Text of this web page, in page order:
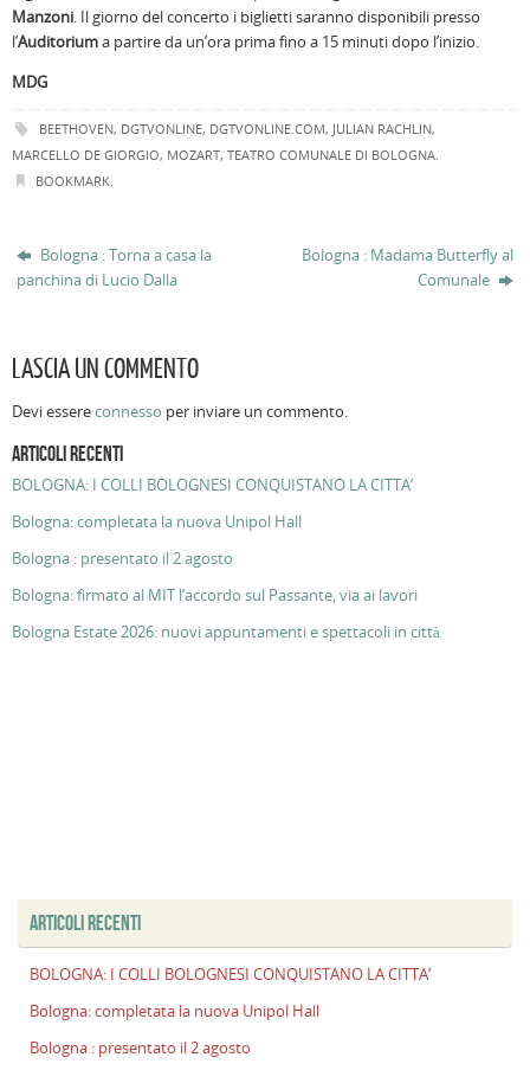
Manzoni. Il giorno del concerto i biglietti saranno disponibili presso
l’Auditoriuma partire da un’ora prima fino a 15 minuti dopo l’inizio.
MDG
BEETHOVEN, DGTVONLINE, DGTVONLINE.COM, JULIAN RACHLIN,
MARCELLO DE GIORGIO, MOZART, TEATRO COMUNALE DI BOLOGNA
BOOKMARK.
Bologna : Torna a casa la
panchina di Lucio Dalla
Bologna : Madama Butterfly al
Comunale
LASCIA UN COMMENTO
Devi essereconnesso per inviare un commento.
ARTICOLI RECENTI
BOLOGNA: I COLLI BOLOGNESI CONQUISTANO LA CITTA’
Bologna: completata la nuova Unipol Hall
Bologna : presentato il 2 agosto
Bologna: firmato al MIT l’accordo sul Passante, via ai lavori
Bologna Estate 2026: nuovi appuntamenti e spettacoli in città
ARTICOLI RECENTI
BOLOGNA: I COLLI BOLOGNESI CONQUISTANO LA CITTA’
Bologna: completata la nuova Unipol Hall
Bologna : presentato il 2 agosto